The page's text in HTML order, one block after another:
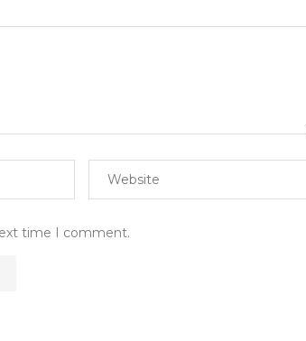
time I comment.